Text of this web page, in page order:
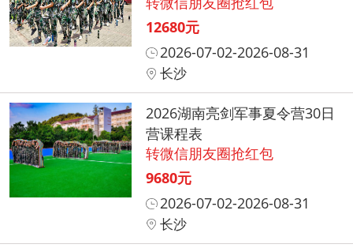
12680元
2026-07-02-2026-08-31
长沙
2026湖南亮剑军事夏令营30日
营课程表
转微信朋友圈抢红包
9680元
2026-07-02-2026-08-31
长沙